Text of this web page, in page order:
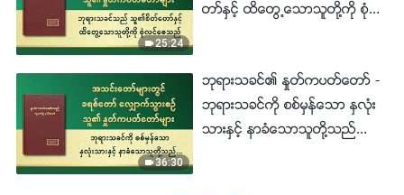
25:24
တာ္ႏွင့္ ထိေတြ႕ေသာသူတို႔ကို စုံ
36:30
ဘုရားသခင္၏ ႏႈတ္ကပတ္ေတာ္ -
ဘုရားသခင္ကို စစ္မွန္ေသာ ႏွလုံး
သားႏွင့္ နာခံေသာသူတို႔သည္